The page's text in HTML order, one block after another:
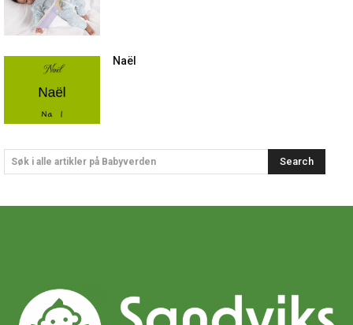
Naël
Søk i alle artikler på Babyverden Search